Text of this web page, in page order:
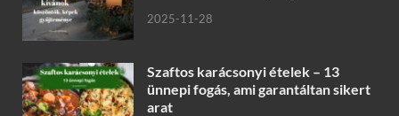
2025-11-28
Szaftos karácsonyi ételek – 13
ünnepi fogás, ami garantáltan sikert
arat